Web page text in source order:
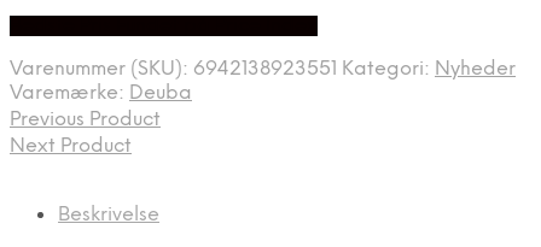
Varenummer (SKU): 6942138923551 Kategori: Nyheder
Varemærke: Deuba
Previous Product
Next Product
Beskrivelse